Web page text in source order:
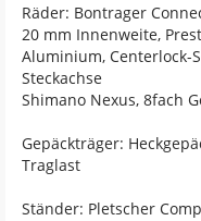
Räder: Bontrager
20 mm Innenweite,
Aluminium, Centerlock-
Steckachse
Shimano Nexus, 8fach
Gepäckträger:
Traglast
Ständer: Pletscher